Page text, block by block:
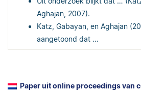
Aghajan, 2007).
Katz, Gabayan, en Aghajan
aangetoond dat …
Paper uit online proceedings van